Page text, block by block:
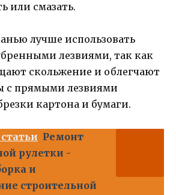
или смазать.
лучше использовать
лезвиями, так как
скольжение и облегчают
с прямыми лезвиями
картона и бумаги.
Ремонт
рулетки -
и
строительной